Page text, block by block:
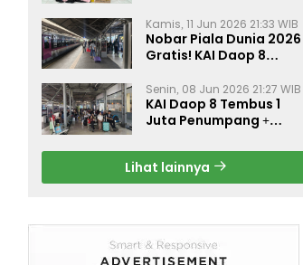
Kamis, 11 Jun 2026 21:33 WIB
Nobar Piala Dunia 2026
Gratis! KAI Daop 8
Besar di 5 Stasiun Ini
Senin, 08 Jun 2026 21:27 WIB
KAI Daop 8 Tembus 1
Juta Penumpang +
Sekolah
Lihat lainnya